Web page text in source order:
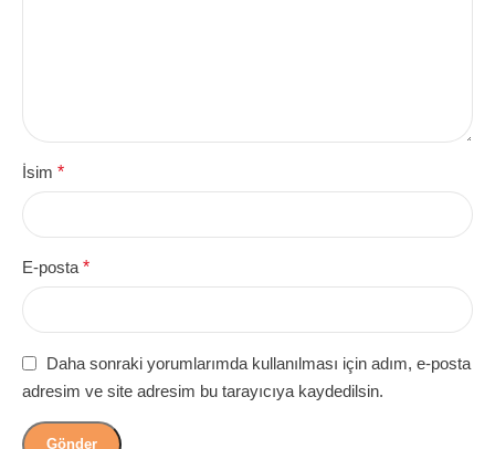
İsim *
E-posta *
Daha sonraki yorumlarımda kullanılması için adım, e-posta
adresim ve site adresim bu tarayıcıya kaydedilsin.